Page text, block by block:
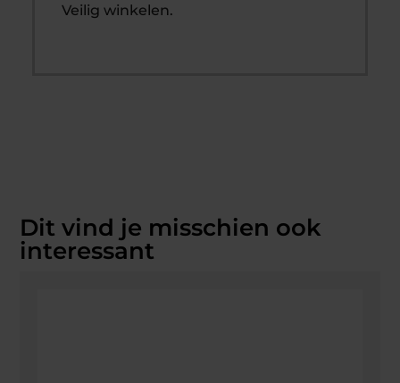
Veilig winkelen.
Dit vind je misschien ook
interessant